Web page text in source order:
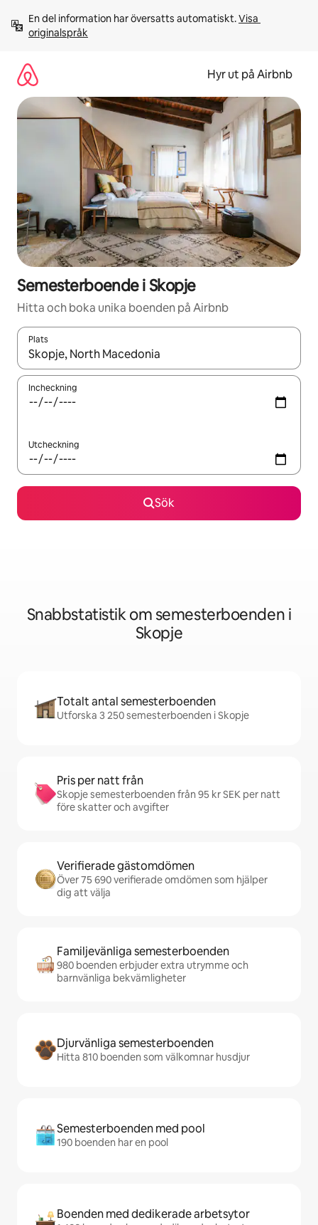
innehåll
En del information har översatts automatiskt. Visa
originalspråk
Hyr ut på Airbnb
Semesterboende i Skopje
Hitta och boka unika boenden på Airbnb
Plats
När resultaten är tillgängliga kan du navigera med upp- och
Incheckning
Utcheckning
Sök
Snabbstatistik om semesterboenden i
Skopje
Totalt antal semesterboenden
Utforska 3 250 semesterboenden i Skopje
Pris per natt från
Skopje semesterboenden från 95 kr SEK per natt
före skatter och avgifter
Verifierade gästomdömen
Över 75 690 verifierade omdömen som hjälper
dig att välja
Familjevänliga semesterboenden
980 boenden erbjuder extra utrymme och
barnvänliga bekvämligheter
Djurvänliga semesterboenden
Hitta 810 boenden som välkomnar husdjur
Semesterboenden med pool
190 boenden har en pool
Boenden med dedikerade arbetsytor